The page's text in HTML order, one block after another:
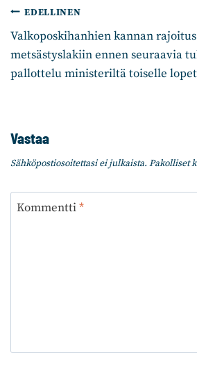
Artikkelien
selaus
EDELLINEN
Valkoposkihanhien kannan rajoitus
metsästyslakiin ennen seuraavia
pallottelu ministeriltä toiselle
Vastaa
Sähköpostiosoitettasi ei julkaista. Pakolliset
Kommentti*